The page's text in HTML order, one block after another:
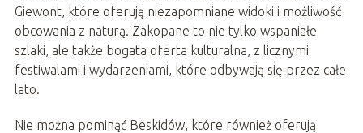
Giewont, które oferują niezapomniane widoki i możliwość
obcowania z naturą. Zakopane to nie tylko wspaniałe
szlaki, ale także bogata oferta kulturalna, z licznymi
festiwalami i wydarzeniami, które odbywają się przez całe
lato.
Nie można pominąć Beskidów, które również oferują